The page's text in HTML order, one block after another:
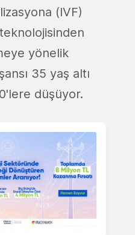
(IVF)
yönelik
35 yaş altı
düşüyor.